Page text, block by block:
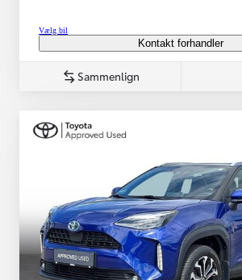
Vælg bil
Kontakt forhandler
Sammenlign